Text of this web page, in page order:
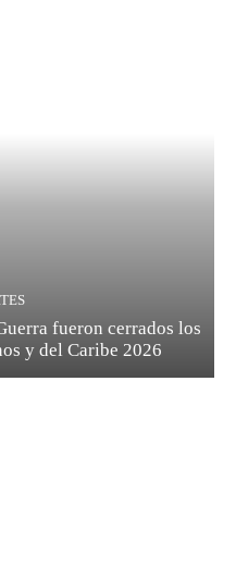
fueron cerrados los
y del Caribe 2026